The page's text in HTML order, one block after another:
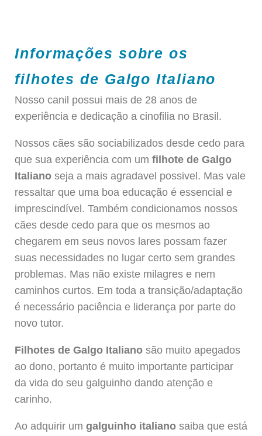
Informações sobre os
filhotes de Galgo Italiano
Nosso canil possui mais de 28 anos de
experiência e dedicação a cinofilia no Brasil.
Nossos cães são sociabilizados desde cedo para
que sua experiência com um filhote de Galgo
Italiano seja a mais agradavel possivel. Mas vale
ressaltar que uma boa educação é essencial e
imprescindível. Também condicionamos nossos
cães desde cedo para que os mesmos ao
chegarem em seus novos lares possam fazer
suas necessidades no lugar certo sem grandes
problemas. Mas não existe milagres e nem
caminhos curtos. Em toda a transição/adaptação
é necessário paciência e liderança por parte do
novo tutor.
Filhotes de Galgo Italiano são muito apegados
ao dono, portanto é muito importante participar
da vida do seu galguinho dando atenção e
carinho.
Ao adquirir um galguinho italiano saiba que está